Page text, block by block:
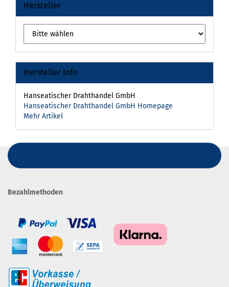
Hersteller
Hersteller Info
Hanseatischer Drahthandel GmbH
Hanseatischer Drahthandel GmbH Homepage
Mehr Artikel
Bezahlmethoden